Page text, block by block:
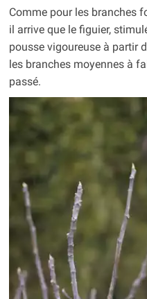
Comme pour les branches
il arrive que le figuier,
pousse vigoureuse à partir
les branches moyennes à
passé.